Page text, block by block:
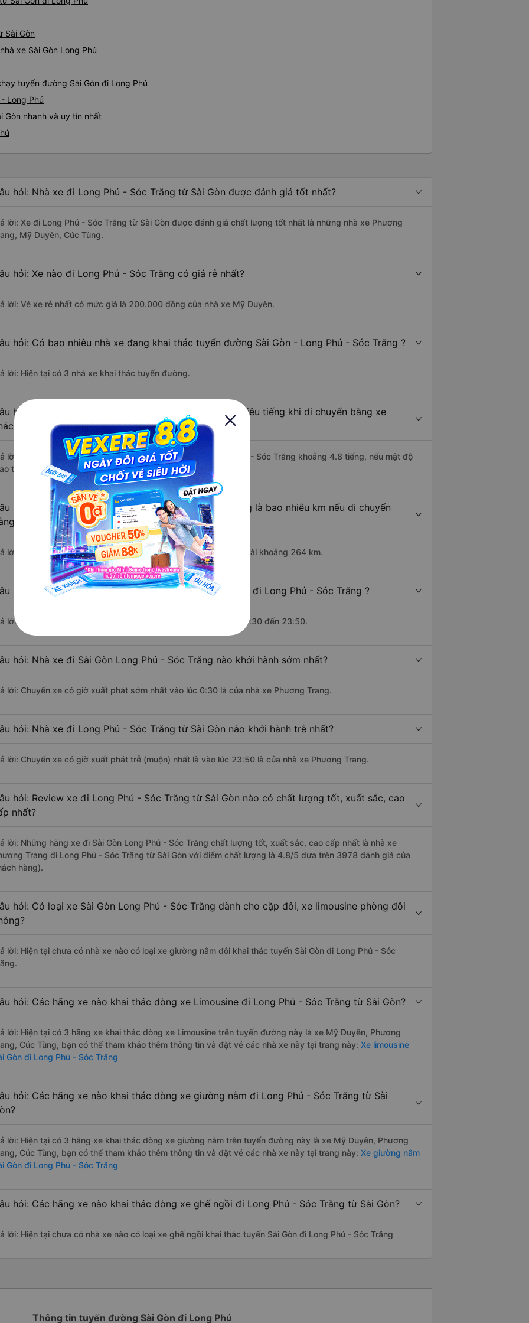
Sài Gòn
xe Sài Gòn Long Phú
tuyến đường Sài Gòn đi Long Phú
Long Phú
Gòn nhanh và uy tín nhất
hỏi: Nhà xe đi Long Phú - Sóc Trăng từ Sài Gòn được đánh giá tốt nhất?
lời: Xe đi Long Phú - Sóc Trăng từ Sài Gòn được đánh giá chất lượng tốt nhất là những nhà xe Phương
Mỹ Duyên, Cúc Tùng.
hỏi: Xe nào đi Long Phú - Sóc Trăng có giá rẻ nhất?
lời: Vé xe rẻ nhất có mức giá là 200.000 đồng của nhà xe Mỹ Duyên.
hỏi: Có bao nhiêu nhà xe đang khai thác tuyến đường Sài Gòn - Long Phú - Sóc Trăng ?
lời: Hiện tại có 3 nhà xe khai thác tuyến đường.
hỏi: Từ Sài Gòn đi Long Phú - Sóc Trăng mất bao nhiêu tiếng khi di chuyển bằng xe
lời: Thời gian di chuyển bằng xe khách từ Sài Gòn đi Long Phú - Sóc Trăng khoảng 4.8 tiếng, nếu mật độ
thông thuận lợi.
hỏi: Khoảng cách từ Sài Gòn đi Long Phú - Sóc Trăng là bao nhiêu km nếu di chuyển
xe khách?
lời: Đoạn đường đi Long Phú - Sóc Trăng từ Sài Gòn có chiều dài khoảng 264 km.
hỏi: Mỗi ngày có bao nhiêu chuyến xe khách Sài Gòn đi Long Phú - Sóc Trăng ?
lời: Trung bình mỗi ngày có khoảng 52 chuyến xe bắt đầu từ 0:30 đến 23:50.
hỏi: Nhà xe đi Sài Gòn Long Phú - Sóc Trăng nào khởi hành sớm nhất?
lời: Chuyến xe có giờ xuất phát sớm nhất vào lúc 0:30 là của nhà xe Phương Trang.
hỏi: Nhà xe đi Long Phú - Sóc Trăng từ Sài Gòn nào khởi hành trễ nhất?
lời: Chuyến xe có giờ xuất phát trễ (muộn) nhất là vào lúc 23:50 là của nhà xe Phương Trang.
hỏi: Review xe đi Long Phú - Sóc Trăng từ Sài Gòn nào có chất lượng tốt, xuất sắc, cao
nhất?
lời: Những hãng xe đi Sài Gòn Long Phú - Sóc Trăng chất lượng tốt, xuất sắc, cao cấp nhất là nhà xe
Trang đi Long Phú - Sóc Trăng từ Sài Gòn với điểm chất lượng là 4.8/5 dựa trên 3978 đánh giá của
hàng).
hỏi: Có loại xe Sài Gòn Long Phú - Sóc Trăng dành cho cặp đôi, xe limousine phòng đôi
lời: Hiện tại chưa có nhà xe nào có loại xe giường nằm đôi khai thác tuyến Sài Gòn đi Long Phú - Sóc
hỏi: Các hãng xe nào khai thác dòng xe Limousine đi Long Phú - Sóc Trăng từ Sài Gòn?
lời: Hiện tại có 3 hãng xe khai thác dòng xe Limousine trên tuyến đường này là xe Mỹ Duyên, Phương
Cúc Tùng, bạn có thể tham khảo thêm thông tin và đặt vé các nhà xe này tại trang này: Xe limousine
Gòn đi Long Phú - Sóc Trăng
hỏi: Các hãng xe nào khai thác dòng xe giường nằm đi Long Phú - Sóc Trăng từ Sài
lời: Hiện tại có 3 hãng xe khai thác dòng xe giường nằm trên tuyến đường này là xe Mỹ Duyên, Phương
Cúc Tùng, bạn có thể tham khảo thêm thông tin và đặt vé các nhà xe này tại trang này: Xe giường nằm
Gòn đi Long Phú - Sóc Trăng
hỏi: Các hãng xe nào khai thác dòng xe ghế ngồi đi Long Phú - Sóc Trăng từ Sài Gòn?
lời: Hiện tại chưa có nhà xe nào có loại xe ghế ngồi khai thác tuyến Sài Gòn đi Long Phú - Sóc Trăng
Thông tin tuyến đường Sài Gòn đi Long Phú